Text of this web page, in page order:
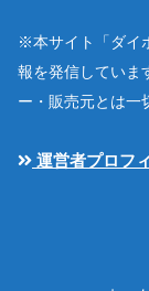
※本サイト「ダイ
報を発信していま
ー・販売元とは一
運営者プロフ